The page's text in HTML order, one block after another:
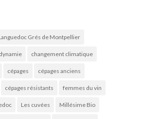
Grés de Montpellier
changement climatique
cépages cépages anciens
cépages résistants femmes du vin
Les cuvées Millésime Bio